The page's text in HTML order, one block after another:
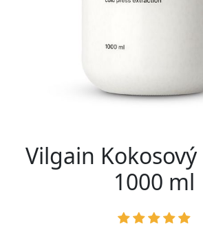
Vilgain
1000 ml